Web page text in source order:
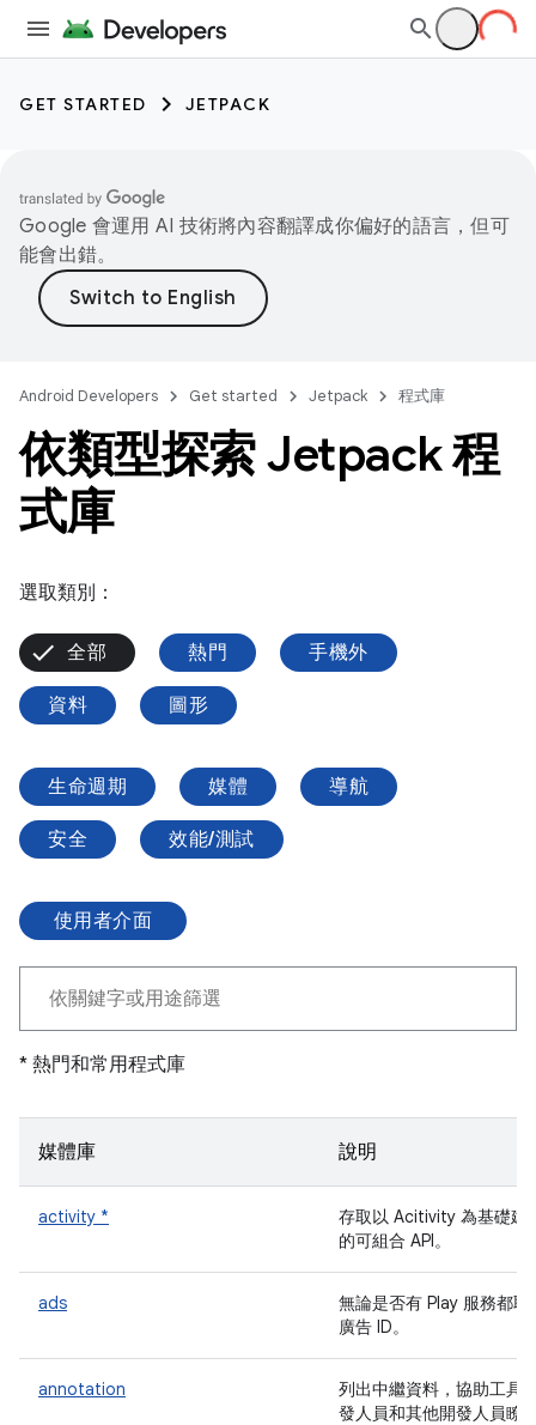
GET STARTED JETPACK
Google 會運用 AI 技術將內容翻譯成你偏好的語言，但可
能會出錯。
Android Developers Get started Jetpack 程式庫
依類型探索 Jetpack 程
式庫
選取類別：
全部 熱門 手機外
資料 圖形
生命週期 媒體 導航
安全 效能/測試
使用者介面
* 熱門和常用程式庫
媒體庫 說明
activity *
存取以 Acitivity 為基礎建
的可組合 API。
ads
無論是否有 Play 服務都取
廣告 ID。
annotation
列出中繼資料，協助工具
發人員和其他開發人員瞭